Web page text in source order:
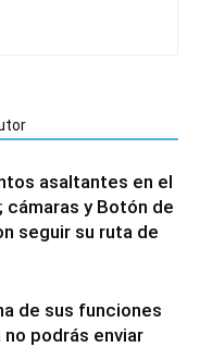
asaltantes en el
cámaras y Botón de
seguir su ruta de
de sus funciones
podrás enviar